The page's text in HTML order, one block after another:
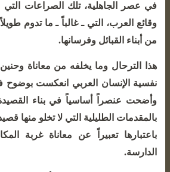
في عصر الجاهلية، تلك الصراعات التي
وقائع العرب، التي ـ غالباً ـ ما تدوم
من أبناء القبائل وفرسانها.
هذا الترحال وما يخلفه من معاناة
نفسية الإنسان العربي انعكست بوضوح
وأضحت عنصراً أساسياً في بناء
بالمقدمات الطليلية التي لا تخلو منها
باعتبارها تعبيراً عن معاناة غربة
الدارسة.